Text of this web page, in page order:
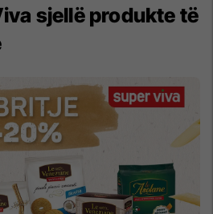
sjellë produkte të